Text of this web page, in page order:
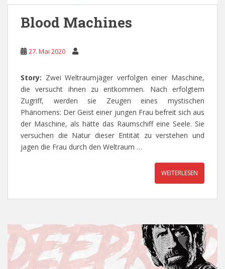
Blood Machines
27. Mai 2020
Story: Zwei Weltraumjäger verfolgen einer Maschine,
die versucht ihnen zu entkommen. Nach erfolgtem
Zugriff, werden sie Zeugen eines mystischen
Phänomens: Der Geist einer jungen Frau befreit sich aus
der Maschine, als hätte das Raumschiff eine Seele. Sie
versuchen die Natur dieser Entität zu verstehen und
jagen die Frau durch den Weltraum …
WEITERLESEN